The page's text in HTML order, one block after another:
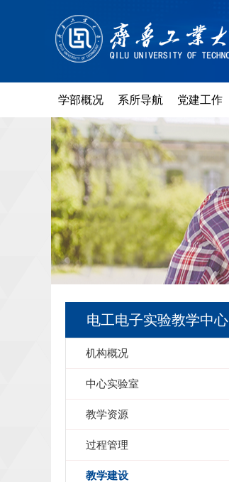
学部概况 系所导航 党建工作
电工电子实验教学中心
机构概况
中心实验室
教学资源
过程管理
教学建设